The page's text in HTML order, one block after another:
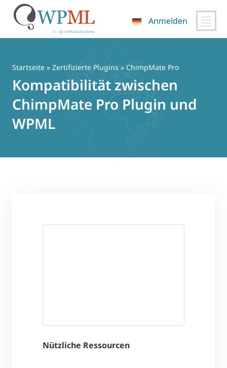
springen
Anmelden
Startseite » Zertifizierte Plugins » ChimpMate Pro
Kompatibilität zwischen
ChimpMate Pro Plugin und
WPML
Nützliche Ressourcen